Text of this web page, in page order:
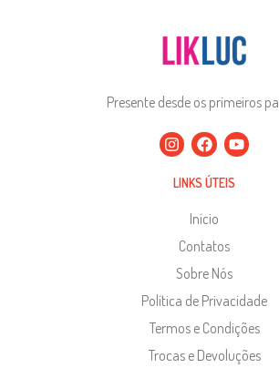
Presente desde os primeiros
LINKS ÚTEIS
Início
Contatos
Sobre Nós
Política de Privacidade
Termos e Condições
Trocas e Devoluções